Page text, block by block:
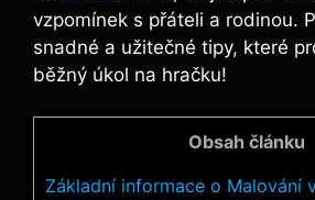
vzpomínek s přáteli a rodinou.
snadné a užitečné tipy, které
běžný úkol na hračku!
Obsah článku
Základní informace o Malování